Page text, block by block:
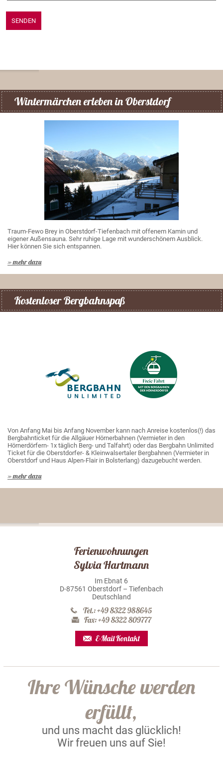
SENDEN
Wintermärchen erleben in Oberstdorf
Traum-Fewo Brey in Oberstdorf-Tiefenbach mit offenem Kamin und
eigener Außensauna. Sehr ruhige Lage mit wunderschönem Ausblick.
Hier können Sie sich entspannen.
» mehr dazu
Kostenloser Bergbahnspaß
Von Anfang Mai bis Anfang November kann nach Anreise kostenlos(!) das
Bergbahnticket für die Allgäuer Hörnerbahnen (Vermieter in den
Hörnerdörfern- 1x täglich Berg- und Talfahrt) oder das Bergbahn Unlimited
Ticket für die Oberstdorfer- & Kleinwalsertaler Bergbahnen (Vermieter in
Oberstdorf und Haus Alpen-Flair in Bolsterlang) dazugebucht werden.
» mehr dazu
Ferienwohnungen
Sylvia Hartmann
Im Ebnat 6
D-87561 Oberstdorf – Tiefenbach
Deutschland
Tel.: +49 8322 988645
Fax: +49 8322 809777
E-Mail Kontakt
Ihre Wünsche werden
erfüllt,
und uns macht das glücklich!
Wir freuen uns auf Sie!